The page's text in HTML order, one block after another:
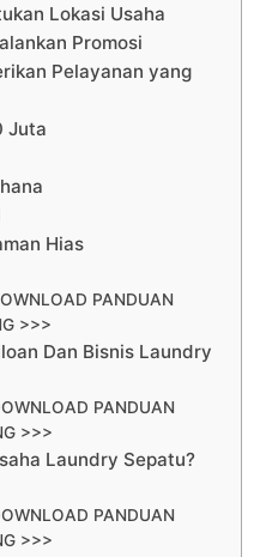
Lokasi Usaha
Promosi
Pelayanan yang
Juta
Hias
PANDUAN
>>>
Dan Bisnis Laundry
PANDUAN
>>>
Laundry Sepatu?
PANDUAN
>>>